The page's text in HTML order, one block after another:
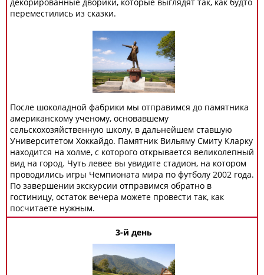
переместились из сказки.
После шоколадной фабрики мы отправимся до памятника
американскому ученому, основавшему
сельскохозяйственную школу, в дальнейшем ставшую
Университетом Хоккайдо. Памятник Вильяму Смиту Кларку
находится на холме, с которого открывается великолепный
вид на город. Чуть левее вы увидите стадион, на котором
проводились игры Чемпионата мира по футболу 2002 года.
По завершении экскурсии отправимся обратно в
гостиницу, остаток вечера можете провести так, как
посчитаете нужным.
3-й день